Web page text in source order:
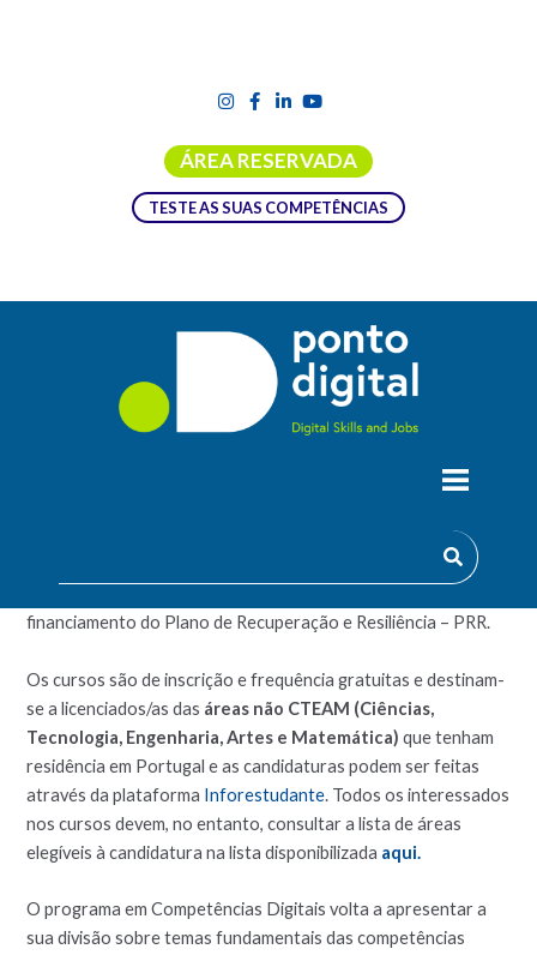
ÁREA RESERVADA
TESTE AS SUAS COMPETÊNCIAS
CURSOS PRR: PROGRAMA DE
criado no
financiamento do Plano de Recuperação e Resiliência – PRR.
Os cursos são de inscrição e frequência gratuitas e destinam-
se a licenciados/as das áreas não CTEAM (Ciências,
Tecnologia, Engenharia, Artes e Matemática) que tenham
residência em Portugal e as candidaturas podem ser feitas
através da plataforma Inforestudante. Todos os interessados
nos cursos devem, no entanto, consultar a lista de áreas
elegíveis à candidatura na lista disponibilizada aqui.
O programa em Competências Digitais volta a apresentar a
sua divisão sobre temas fundamentais das competências